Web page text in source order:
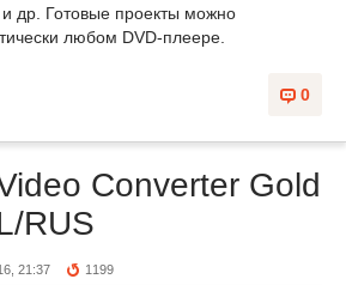
др. Готовые проекты можно
любом DVD-плеере.
0
Converter Gold
RUS
21:37 1199